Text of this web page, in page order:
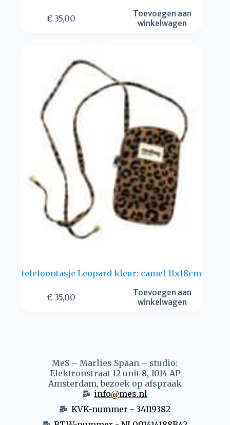
€35,00
Toevoegen aan
winkelwagen
telefoontasje Leopard kleur: camel 11x18cm
€35,00
Toevoegen aan
winkelwagen
MeS – Marlies Spaan – studio:
Elektronstraat 12 unit 8, 1014 AP
Amsterdam, bezoek op afspraak
info@mes.nl
KVK-nummer - 34119382